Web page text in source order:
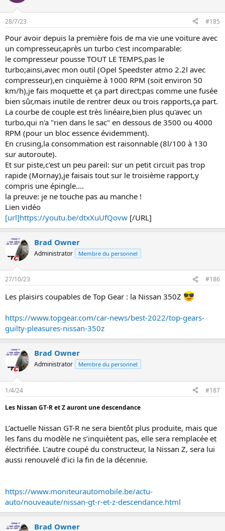
28/7/23 #185
Pour avoir depuis la première fois de ma vie une voiture avec
un compresseur,après un turbo c'est incomparable:
le compresseur pousse TOUT LE TEMPS,pas le
turbo;ainsi,avec mon outil (Opel Speedster atmo 2.2l avec
compresseur),en cinquième à 1000 RPM (soit environ 50
km/h),je fais moquette et ça part direct;pas comme une fusée
bien sûr,mais inutile de rentrer deux ou trois rapports,ça part.
La courbe de couple est très linéaire,bien plus qu'avec un
turbo,qui n'a "rien dans le sac" en dessous de 3500 ou 4000
RPM (pour un bloc essence évidemment).
En crusing,la consommation est raisonnable (8l/100 à 130
sur autoroute).
Et sur piste,c'est un peu pareil: sur un petit circuit pas trop
rapide (Mornay),je faisais tout sur le troisième rapport,y
compris une épingle....
la preuve: je ne touche pas au manche !
Lien vidéo
[url]https://youtu.be/dtxXuUfQovw [/URL]
Brad Owner
Administrator Membre du personnel
27/10/23 #186
Les plaisirs coupables de Top Gear : la Nissan 350Z
https://www.topgear.com/car-news/best-2022/top-gears-
guilty-pleasures-nissan-350z
Brad Owner
Administrator Membre du personnel
1/4/24
#187
Les Nissan GT-R et Z auront une descendance
L’actuelle Nissan GT-R ne sera bientôt plus produite, mais que
les fans du modèle ne s’inquiètent pas, elle sera remplacée et
électrifiée. L’autre coupé du constructeur, la Nissan Z, sera lui
aussi renouvelé d’ici la fin de la décennie.
https://www.moniteurautomobile.be/actu-
auto/nouveaute/nissan-gt-r-et-z-descendance.html
Brad Owner